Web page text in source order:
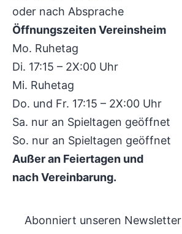
oder nach Absprache
Öffnungszeiten Vereinsheim
Mo. Ruhetag
Di. 17:15 – 2X:00 Uhr
Mi. Ruhetag
Do. und Fr. 17:15 – 2X:00 Uhr
Sa. nur an Spieltagen geöffnet
So. nur an Spieltagen geöffnet
Außer an Feiertagen und
nach Vereinbarung.
Abonniert unseren Newsletter